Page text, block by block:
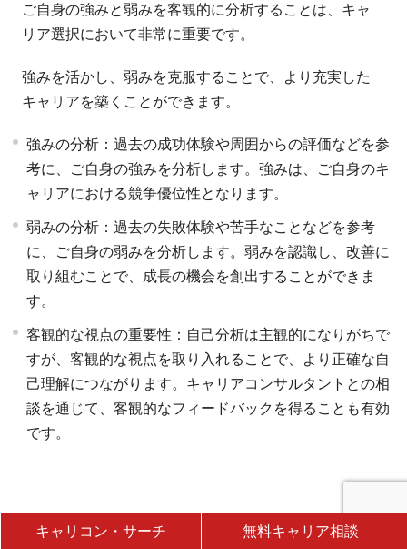
キャリコン・サーチ 無料キャリア相談
ご自身の強みと弱みを客観的に分析することは、キャ
リア選択において非常に重要です。
強みを活かし、弱みを克服することで、より充実した
キャリアを築くことができます。
強みの分析：過去の成功体験や周囲からの評価などを参
考に、ご自身の強みを分析します。強みは、ご自身のキ
ャリアにおける競争優位性となります。
弱みの分析：過去の失敗体験や苦手なことなどを参考
に、ご自身の弱みを分析します。弱みを認識し、改善に
取り組むことで、成長の機会を創出することができま
す。
客観的な視点の重要性：自己分析は主観的になりがちで
すが、客観的な視点を取り入れることで、より正確な自
己理解につながります。キャリアコンサルタントとの相
談を通じて、客観的なフィードバックを得ることも有効
です。
3. 価値観の明確化：仕事に求めるもの、人生で大